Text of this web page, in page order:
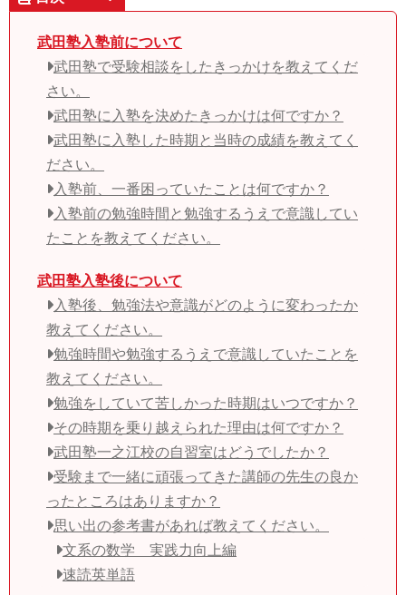
武田塾入塾前について
武田塾で受験相談をしたきっかけを教えてくだ
さい。
武田塾に入塾を決めたきっかけは何ですか？
武田塾に入塾した時期と当時の成績を教えてく
ださい。
入塾前、一番困っていたことは何ですか？
入塾前の勉強時間と勉強するうえで意識してい
たことを教えてください。
武田塾入塾後について
入塾後、勉強法や意識がどのように変わったか
教えてください。
勉強時間や勉強するうえで意識していたことを
教えてください。
勉強をしていて苦しかった時期はいつですか？
その時期を乗り越えられた理由は何ですか？
武田塾一之江校の自習室はどうでしたか？
受験まで一緒に頑張ってきた講師の先生の良か
ったところはありますか？
思い出の参考書があれば教えてください。
文系の数学 実践力向上編
速読英単語